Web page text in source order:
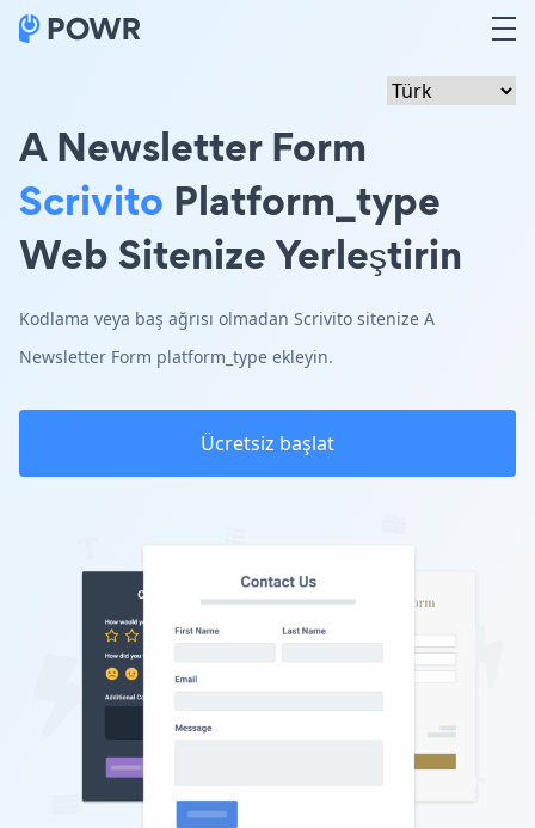
A Newsletter Form
Scrivito Platform_type
Web Sitenize Yerleştirin
Kodlama veya baş ağrısı olmadan Scrivito sitenize A
Newsletter Form platform_type ekleyin.
Ücretsiz başlat